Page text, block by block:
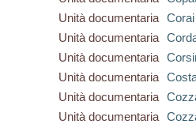
Unità documentaria
Unità documentaria
Unità documentaria
Unità documentaria
Unità documentaria
Unità documentaria